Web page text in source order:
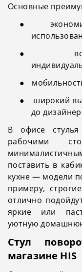
Основные
●
●
●
●
широкий
до
В офисе
рабочими
поставить в
кухне — модели
примеру,
отлично
яркие или
уютную
Стул
магазине HIS